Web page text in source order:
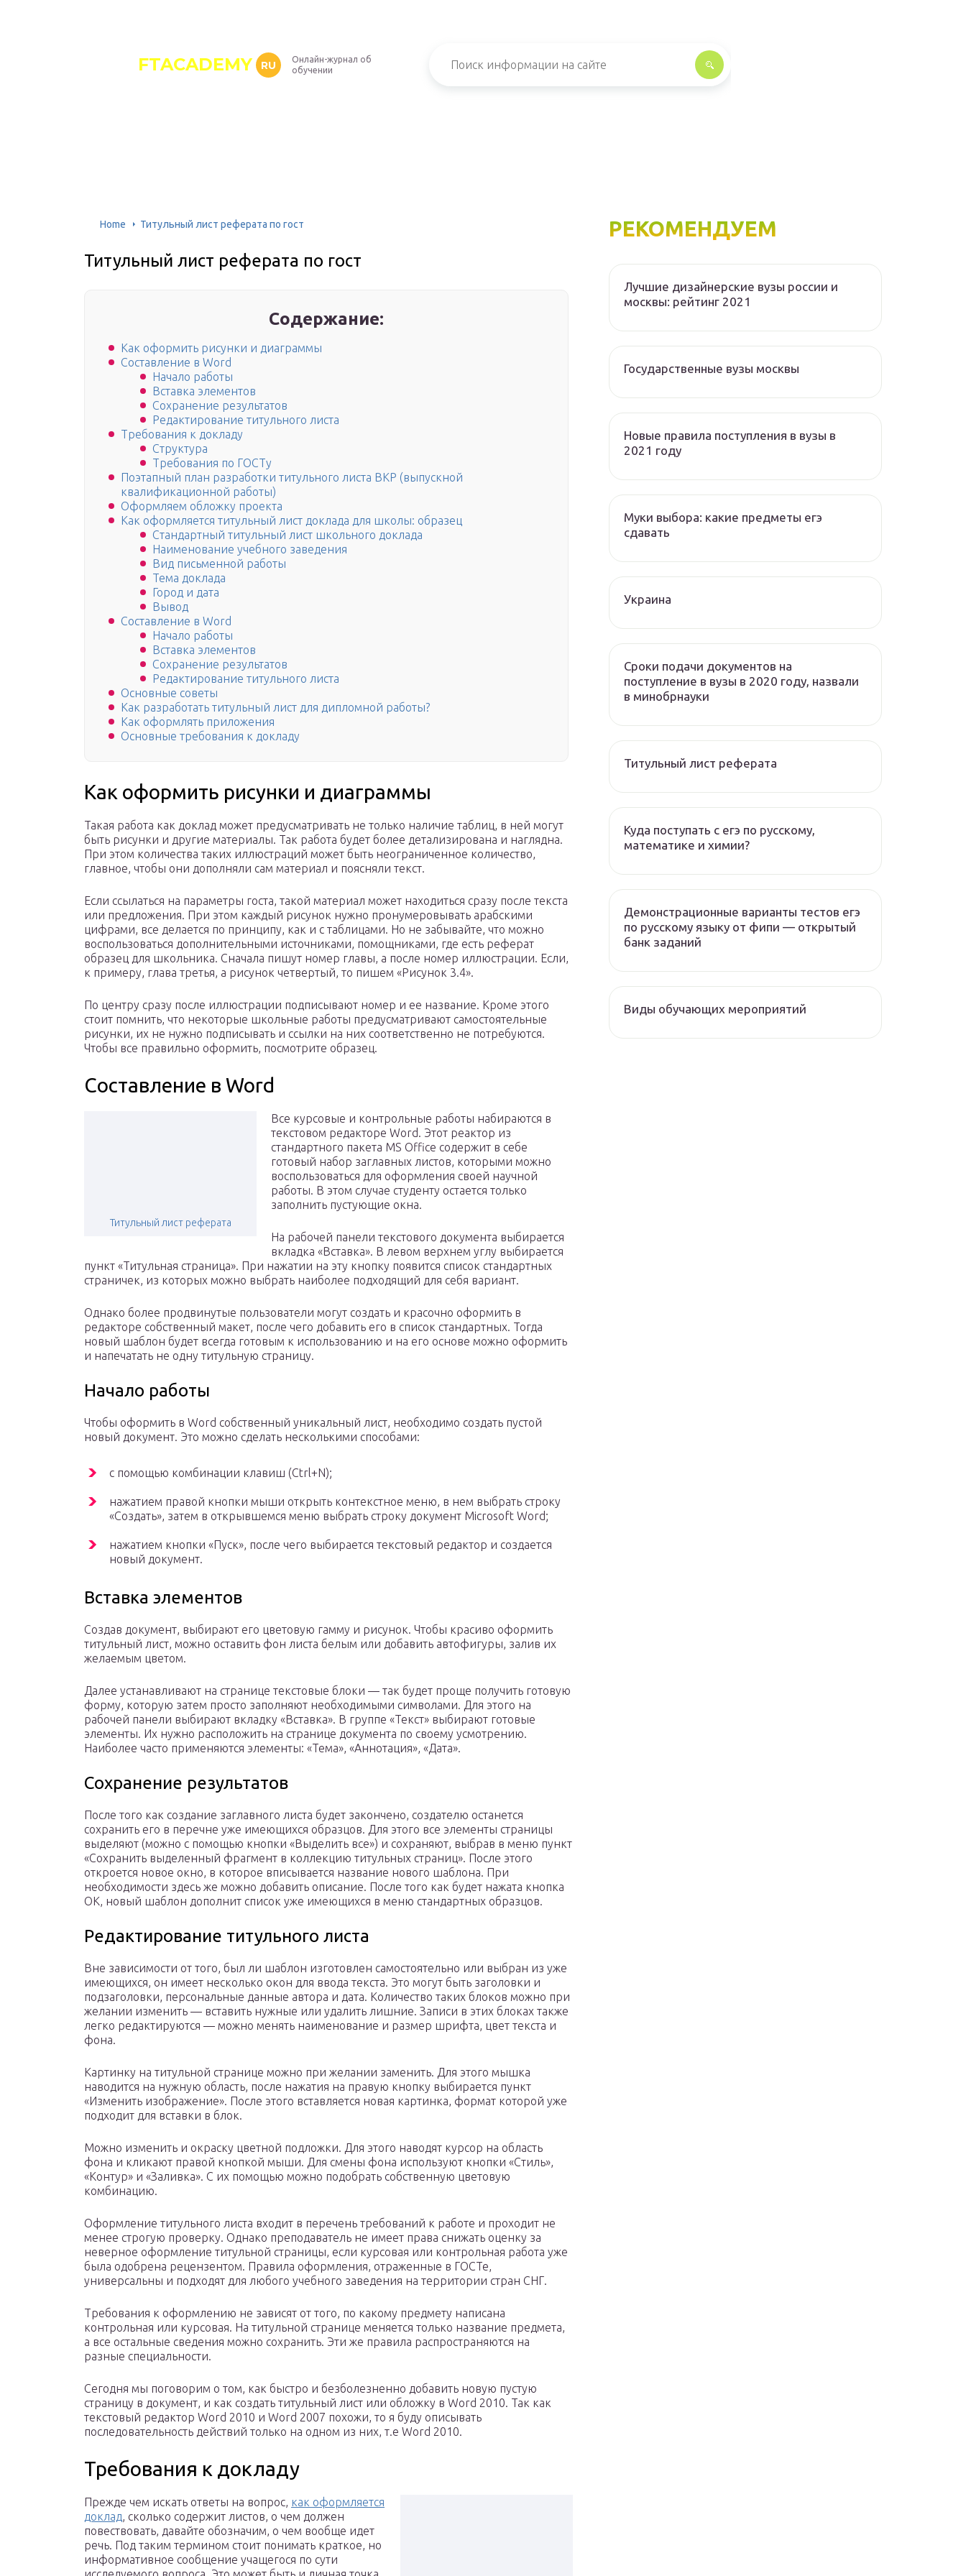
FTACADEMY RU
Онлайн-журнал об
обучении
Home Титульный лист реферата по гост
Титульный лист реферата по гост
Содержание:
Как оформить рисунки и диаграммы
Составление в Word
Начало работы
Вставка элементов
Сохранение результатов
Редактирование титульного листа
Требования к докладу
Структура
Требования по ГОСТу
Поэтапный план разработки титульного листа ВКР (выпускной
квалификационной работы)
Оформляем обложку проекта
Как оформляется титульный лист доклада для школы: образец
Стандартный титульный лист школьного доклада
Наименование учебного заведения
Вид письменной работы
Тема доклада
Город и дата
Вывод
Составление в Word
Начало работы
Вставка элементов
Сохранение результатов
Редактирование титульного листа
Основные советы
Как разработать титульный лист для дипломной работы?
Как оформлять приложения
Основные требования к докладу
Как оформить рисунки и диаграммы
Такая работа как доклад может предусматривать не только наличие таблиц, в ней могут
быть рисунки и другие материалы. Так работа будет более детализирована и наглядна.
При этом количества таких иллюстраций может быть неограниченное количество,
главное, чтобы они дополняли сам материал и поясняли текст.
Если ссылаться на параметры госта, такой материал может находиться сразу после текста
или предложения. При этом каждый рисунок нужно пронумеровывать арабскими
цифрами, все делается по принципу, как и с таблицами. Но не забывайте, что можно
воспользоваться дополнительными источниками, помощниками, где есть реферат
образец для школьника. Сначала пишут номер главы, а после номер иллюстрации. Если,
к примеру, глава третья, а рисунок четвертый, то пишем «Рисунок 3.4».
По центру сразу после иллюстрации подписывают номер и ее название. Кроме этого
стоит помнить, что некоторые школьные работы предусматривают самостоятельные
рисунки, их не нужно подписывать и ссылки на них соответственно не потребуются.
Чтобы все правильно оформить, посмотрите образец.
Составление в Word
Титульный лист реферата
Все курсовые и контрольные работы набираются в
текстовом редакторе Word. Этот реактор из
стандартного пакета MS Office содержит в себе
готовый набор заглавных листов, которыми можно
воспользоваться для оформления своей научной
работы. В этом случае студенту остается только
заполнить пустующие окна.
На рабочей панели текстового документа выбирается
вкладка «Вставка». В левом верхнем углу выбирается
пункт «Титульная страница». При нажатии на эту кнопку появится список стандартных
страничек, из которых можно выбрать наиболее подходящий для себя вариант.
Однако более продвинутые пользователи могут создать и красочно оформить в
редакторе собственный макет, после чего добавить его в список стандартных. Тогда
новый шаблон будет всегда готовым к использованию и на его основе можно оформить
и напечатать не одну титульную страницу.
Начало работы
Чтобы оформить в Word собственный уникальный лист, необходимо создать пустой
новый документ. Это можно сделать несколькими способами:
с помощью комбинации клавиш (Ctrl+N);
нажатием правой кнопки мыши открыть контекстное меню, в нем выбрать строку
«Создать», затем в открывшемся меню выбрать строку документ Microsoft Word;
нажатием кнопки «Пуск», после чего выбирается текстовый редактор и создается
новый документ.
Вставка элементов
Создав документ, выбирают его цветовую гамму и рисунок. Чтобы красиво оформить
титульный лист, можно оставить фон листа белым или добавить автофигуры, залив их
желаемым цветом.
Далее устанавливают на странице текстовые блоки — так будет проще получить готовую
форму, которую затем просто заполняют необходимыми символами. Для этого на
рабочей панели выбирают вкладку «Вставка». В группе «Текст» выбирают готовые
элементы. Их нужно расположить на странице документа по своему усмотрению.
Наиболее часто применяются элементы: «Тема», «Аннотация», «Дата».
Сохранение результатов
После того как создание заглавного листа будет закончено, создателю останется
сохранить его в перечне уже имеющихся образцов. Для этого все элементы страницы
выделяют (можно с помощью кнопки «Выделить все») и сохраняют, выбрав в меню пункт
«Сохранить выделенный фрагмент в коллекцию титульных страниц». После этого
откроется новое окно, в которое вписывается название нового шаблона. При
необходимости здесь же можно добавить описание. После того как будет нажата кнопка
ОК, новый шаблон дополнит список уже имеющихся в меню стандартных образцов.
Редактирование титульного листа
Вне зависимости от того, был ли шаблон изготовлен самостоятельно или выбран из уже
имеющихся, он имеет несколько окон для ввода текста. Это могут быть заголовки и
подзаголовки, персональные данные автора и дата. Количество таких блоков можно при
желании изменить — вставить нужные или удалить лишние. Записи в этих блоках также
легко редактируются — можно менять наименование и размер шрифта, цвет текста и
фона.
Картинку на титульной странице можно при желании заменить. Для этого мышка
наводится на нужную область, после нажатия на правую кнопку выбирается пункт
«Изменить изображение». После этого вставляется новая картинка, формат которой уже
подходит для вставки в блок.
Можно изменить и окраску цветной подложки. Для этого наводят курсор на область
фона и кликают правой кнопкой мыши. Для смены фона используют кнопки «Стиль»,
«Контур» и «Заливка». С их помощью можно подобрать собственную цветовую
комбинацию.
Оформление титульного листа входит в перечень требований к работе и проходит не
менее строгую проверку. Однако преподаватель не имеет права снижать оценку за
неверное оформление титульной страницы, если курсовая или контрольная работа уже
была одобрена рецензентом. Правила оформления, отраженные в ГОСТе,
универсальны и подходят для любого учебного заведения на территории стран СНГ.
Требования к оформлению не зависят от того, по какому предмету написана
контрольная или курсовая. На титульной странице меняется только название предмета,
а все остальные сведения можно сохранить. Эти же правила распространяются на
разные специальности.
Сегодня мы поговорим о том, как быстро и безболезненно добавить новую пустую
страницу в документ, и как создать титульный лист или обложку в Word 2010. Так как
текстовый редактор Word 2010 и Word 2007 похожи, то я буду описывать
последовательность действий только на одном из них, т.е Word 2010.
Требования к докладу
Прежде чем искать ответы на вопрос, как оформляется
доклад, сколько содержит листов, о чем должен
повествовать, давайте обозначим, о чем вообще идет
речь. Под таким термином стоит понимать краткое, но
информативное сообщение учащегося по сути
РЕКОМЕНДУЕМ
Лучшие дизайнерские вузы россии и
москвы: рейтинг 2021
Государственные вузы москвы
Новые правила поступления в вузы в
2021 году
Муки выбора: какие предметы егэ
сдавать
Украина
Сроки подачи документов на
поступление в вузы в 2020 году, назвали
в минобрнауки
Титульный лист реферата
Куда поступать с егэ по русскому,
математике и химии?
Демонстрационные варианты тестов егэ
по русскому языку от фипи — открытый
банк заданий
Виды обучающих мероприятий